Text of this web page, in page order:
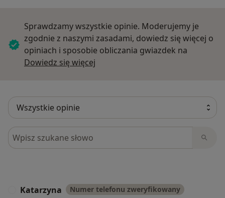
Sprawdzamy wszystkie opinie. Moderujemy je
zgodnie z naszymi zasadami, dowiedz się więcej o
opiniach i sposobie obliczania gwiazdek na
Dowiedz się więcej
Szukaj w opiniach
Katarzyna Numer telefonu zweryfikowany